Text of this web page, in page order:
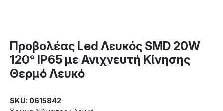
Προβολέας Led Λευκός SMD 20W
120° IP65 με Ανιχνευτή Κίνησης
Θερμό Λευκό
SKU: 0615842